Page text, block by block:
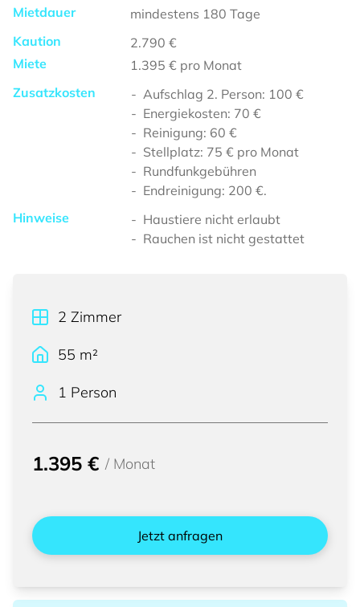
Mietdauer
mindestens 180 Tage
Kaution
2.790 €
Miete
1.395 € pro Monat
Zusatzkosten
Aufschlag 2. Person: 100 €
Energiekosten: 70 €
Reinigung: 60 €
Stellplatz: 75 € pro Monat
Rundfunkgebühren
Endreinigung: 200 €.
Hinweise
Haustiere nicht erlaubt
Rauchen ist nicht gestattet
2 Zimmer
55 m²
1 Person
1.395 € / Monat
Jetzt anfragen